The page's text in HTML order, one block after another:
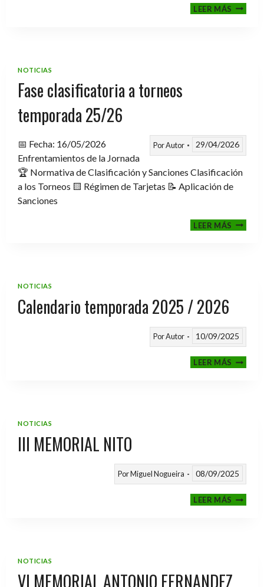
LEER MÁSCENA-
NOTICIAS
Fase clasificatoria a torneos
temporada 25/26
PorAutor 29/04/2026
📅 Fecha: 16/05/2026
Enfrentamientos de la Jornada
🏆 Normativa de Clasificación y Sanciones Clasificación
a los Torneos 🟨 Régimen de Tarjetas 📝 Aplicación de
Sanciones
LEER MÁSFASE
NOTICIAS
Calendario temporada 2025 / 2026
PorAutor 10/09/2025
LEER MÁS
NOTICIAS
III MEMORIAL NITO
PorMiguel Nogueira 08/09/2025
LEER MÁSIII
NOTICIAS
VI MEMORIAL ANTONIO FERNANDEZ